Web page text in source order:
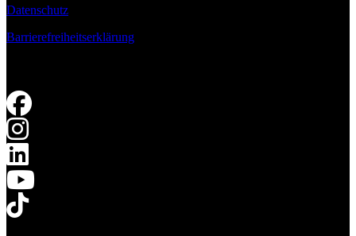
Datenschutz
Barrierefreiheitserklärung